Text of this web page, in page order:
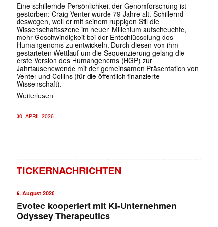
Eine schillernde Persönlichkeit der Genomforschung ist
gestorben: Craig Venter wurde 79 Jahre alt. Schillernd
deswegen, weil er mit seinem ruppigen Stil die
Wissenschaftsszene im neuen Millenium aufscheuchte,
mehr Geschwindigkeit bei der Entschlüsselung des
Humangenoms zu entwickeln. Durch diesen von ihm
gestarteten Wettlauf um die Sequenzierung gelang die
erste Version des Humangenoms (HGP) zur
Jahrtausendwende mit der gemeinsamen Präsentation von
Venter und Collins (für die öffentlich finanzierte
Wissenschaft).
Weiterlesen
30. APRIL 2026
TICKERNACHRICHTEN
6. August 2026
Evotec kooperiert mit KI-Unternehmen
Odyssey Therapeutics